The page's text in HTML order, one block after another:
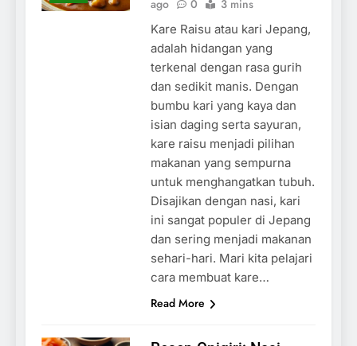
ago
0 3 mins
Kare Raisu atau kari Jepang,
adalah hidangan yang
terkenal dengan rasa gurih
dan sedikit manis. Dengan
bumbu kari yang kaya dan
isian daging serta sayuran,
kare raisu menjadi pilihan
makanan yang sempurna
untuk menghangatkan tubuh.
Disajikan dengan nasi, kari
ini sangat populer di Jepang
dan sering menjadi makanan
sehari-hari. Mari kita pelajari
cara membuat kare…
Read More